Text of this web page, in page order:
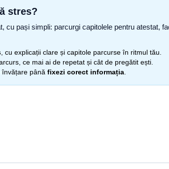
stres?
cu pași simpli: parcurgi capitolele pentru atestat,
, cu explicații clare și capitole parcurse în ritmul tău.
ce mai ai de repetat și cât de pregătit ești.
până fixezi corect informația